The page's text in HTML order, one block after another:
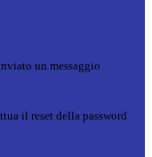
un messaggio
il reset della password